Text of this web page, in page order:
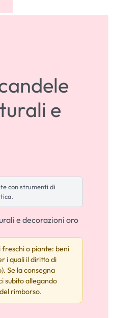
e
con strumenti di
e decorazioni oro
o piante: beni
i quali il diritto di
Se la consegna
subito allegando
rimborso.